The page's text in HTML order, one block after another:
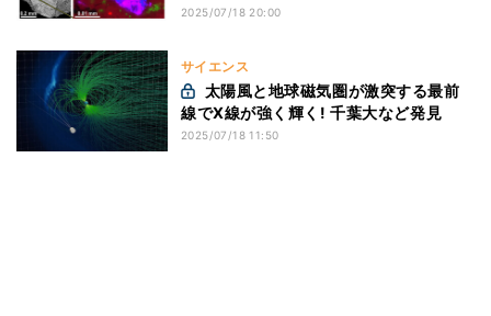
2025/07/18 20:00
サイエンス
線でX線が強く輝く! 千葉大など発見
2025/07/18 11:50